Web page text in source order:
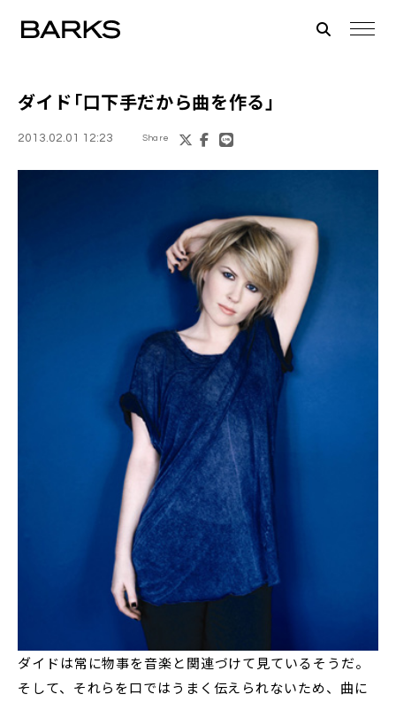
ダイド 「口下手だから曲を作る」
2013.02.01 12:23 Share
ダイドは常に物事を音楽と関連づけて見ているそうだ。
そして、それらを口ではうまく伝えられないため、曲に